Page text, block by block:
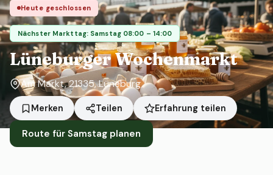
Heute geschlossen
Nächster Markttag: Samstag 08:00 – 14:00
Lüneburger Wochenmarkt
Am Markt, 21335, Lüneburg
Merken Teilen Erfahrung teilen
Route für Samstag planen